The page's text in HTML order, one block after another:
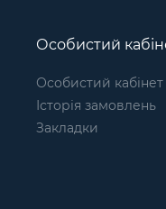
Особистий
Особистий кабінет
Історія замовлень
Закладки